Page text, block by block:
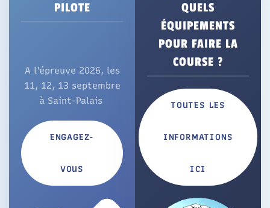
PILOTE
A l'épreuve 2026, les
11, 12, 13 septembre
à Saint-Palais
ENGAGEZ-
VOUS
QUELS
ÉQUIPEMENTS
POUR FAIRE LA
COURSE ?
TOUTES LES
INFORMATIONS
ICI